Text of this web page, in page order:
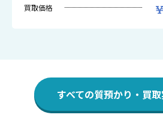
買取価格
すべての質預かり・買